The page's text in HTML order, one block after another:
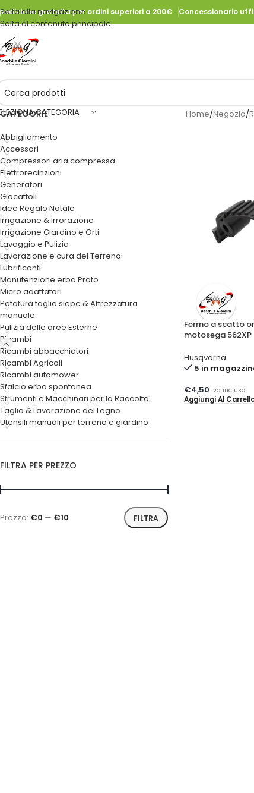
Salta alla navigazione
Salta al contenuto principale
gratuita per ordini superiori a 200€ Concessionario
CATEGORIA
CATEGORIE
Abbigliamento
Accessori
Compressori aria compressa
Elettrorecinzioni
Generatori
Giocattoli
Idee Regalo Natale
Irrigazione & Irrorazione
Irrigazione Giardino e Orti
Lavaggio e Pulizia
Lavorazione e cura del Terreno
Lubrificanti
Manutenzione erba Prato
Micro adattatori
Potatura taglio siepe & Attrezzatura
manuale
Pulizia delle aree Esterne
Ricambi
Ricambi abbacchiatori
Ricambi Agricoli
Ricambi automower
Sfalcio erba spontanea
Strumenti e Macchinari per la Raccolta
Taglio & Lavorazione del Legno
Utensili manuali per terreno e giardino
FILTRA PER PREZZO
FILTRA
Prezzo: €0 — €10
Home/Negozio/
Fermo a scatto
motosega 562XP
Husqvarna
5 in
€4,50 Iva inclusa
Aggiungi Al